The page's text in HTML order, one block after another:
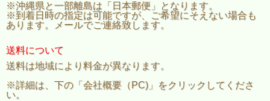
※沖縄県と一部離島は「日本郵便」となります。
※到着日時の指定は可能ですが、ご希望にそえない場合も
あります。メールでご連絡致します。
送料について
送料は地域により料金が異なります。
※詳細は、下の「会社概要（PC)」をクリックしてくださ
い。